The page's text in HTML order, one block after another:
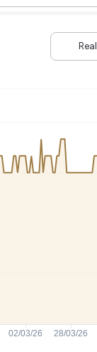
Dogecoin
Solana
Real